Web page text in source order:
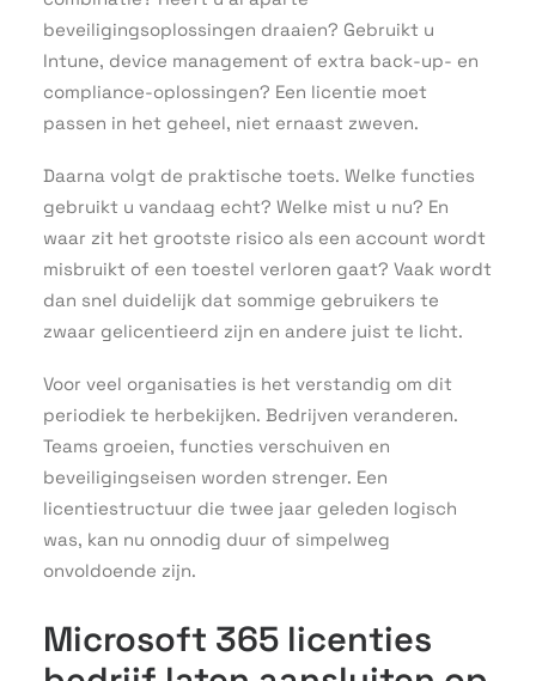
beveiligingsoplossingen draaien? Gebruikt u
Intune, device management of extra back-up- en
compliance-oplossingen? Een licentie moet
passen in het geheel, niet ernaast zweven.
Daarna volgt de praktische toets. Welke functies
gebruikt u vandaag echt? Welke mist u nu? En
waar zit het grootste risico als een account wordt
misbruikt of een toestel verloren gaat? Vaak wordt
dan snel duidelijk dat sommige gebruikers te
zwaar gelicentieerd zijn en andere juist te licht.
Voor veel organisaties is het verstandig om dit
periodiek te herbekijken. Bedrijven veranderen.
Teams groeien, functies verschuiven en
beveiligingseisen worden strenger. Een
licentiestructuur die twee jaar geleden logisch
was, kan nu onnodig duur of simpelweg
onvoldoende zijn.
Microsoft 365 licenties